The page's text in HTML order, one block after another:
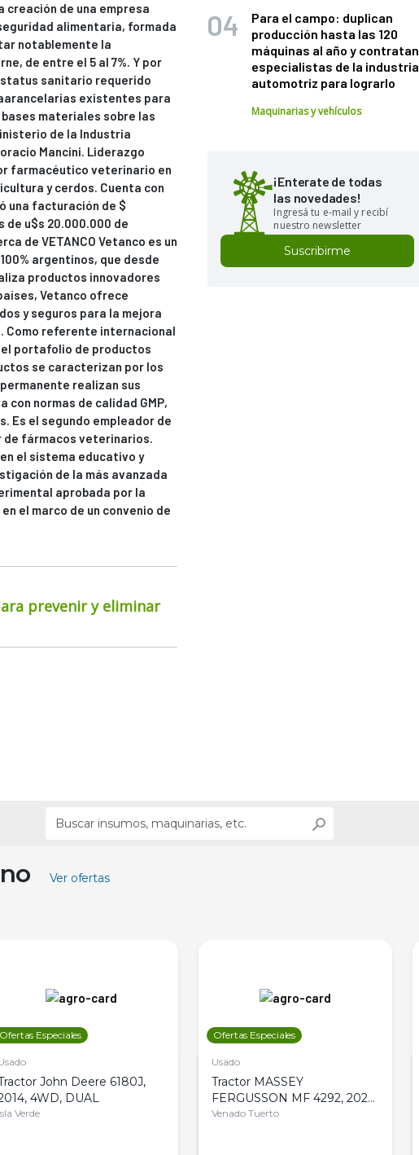
creación de una empresa
alimentaria, formada
notablemente la
de entre el 5 al 7%. Y por
sanitario requerido
existentes para
materiales sobre las
de la Industria
Mancini. Liderazgo
farmacéutico veterinario en
y cerdos. Cuenta con
una facturación de $
de u$s 20.000.000 de
de VETANCO Vetanco es un
argentinos, que desde
productos innovadores
Vetanco ofrece
y seguros para la mejora
Como referente internacional
portafolio de productos
se caracterizan por los
realizan sus
normas de calidad GMP,
Es el segundo empleador de
fármacos veterinarios.
el sistema educativo y
de la más avanzada
aprobada por la
el marco de un convenio de
prevenir y eliminar
Para el campo: duplican
producción hasta las 120
máquinas al año y contratan
especialistas de la industria
automotriz para lograrlo
Maquinarias y vehículos
¡Enterate de todas
las novedades!
Ingresá tu e-mail y recibí
nuestro newsletter
Suscribirme
Ver ofertas
Ofertas Especiales
John Deere 6180J,
4WD, DUAL
Verde
Ofertas Especiales
Usado
Tractor MASSEY
FERGUSSON MF 4292, 2020,
4WD, PATON
Venado Tuerto